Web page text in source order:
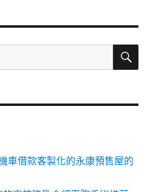
搜
車借款客製化的永康預售屋的